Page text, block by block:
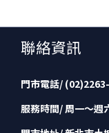
聯絡資訊
門市電話/
服務時間/ 周一～週